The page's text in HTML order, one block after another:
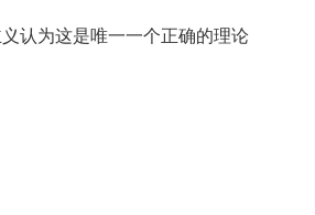
义认为这是唯一一个正确的理论